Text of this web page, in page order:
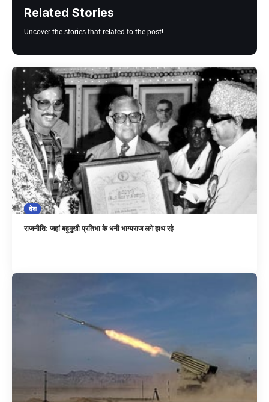
Related Stories
Uncover the stories that related to the post!
देश
राजनीति: जहां बहुमुखी प्रतिभा के धनी भाग्यराज लगे हाथ रहे